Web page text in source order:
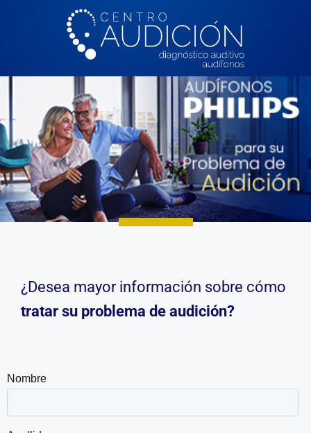
¿Desea mayor información sobre cómo
tratar su problema de audición?